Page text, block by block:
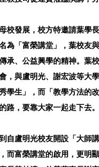
校發展，校方特邀請葉學
為「富榮講堂」，葉校友
承、公益興學的精神。葉
，與盧明光、謝宏波等大
學生」，而「教學方法的
路，要靠大家一起走下去。
自盧明光校友開設「大師
而富榮講堂的啟用，更明